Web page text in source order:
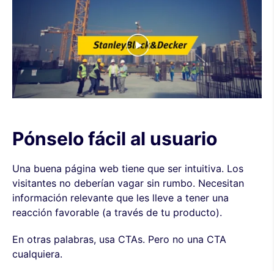
Pónselo fácil al usuario
Una buena página web tiene que ser intuitiva. Los
visitantes no deberían vagar sin rumbo. Necesitan
información relevante que les lleve a tener una
reacción favorable (a través de tu producto).
En otras palabras, usa CTAs. Pero no una CTA
cualquiera.